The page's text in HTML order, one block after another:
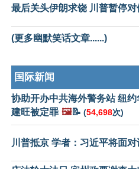
最后关头伊朗求饶 川普暂停
(更多幽默笑话文章......)
国际新闻
协助开办中共海外警务站 纽
建旺被定罪 🖼️📝 (54,698次)
川普抵京 学者：习近平将面